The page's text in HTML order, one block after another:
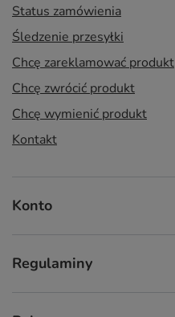
Status zamówienia
Śledzenie przesyłki
Chcę zareklamować produkt
Chcę zwrócić produkt
Chcę wymienić produkt
Kontakt
Konto
Regulaminy